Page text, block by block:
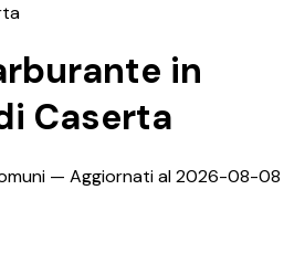
in
Caserta
— Aggiornati al2026-08-08